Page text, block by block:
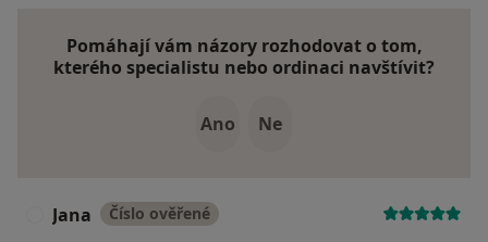
Pomáhají vám názory rozhodovat o tom,
kterého specialistu nebo ordinaci navštívit?
Ano Ne
Jana Číslo ověřené